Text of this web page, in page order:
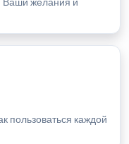
пользоваться каждой